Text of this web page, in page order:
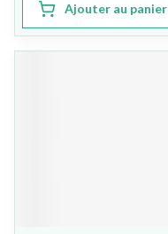
Ajouter au panier